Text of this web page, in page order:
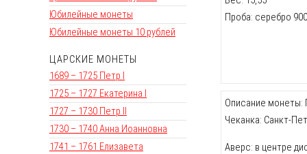
Юбилейные монеты
Юбилейные монеты 10 рублей
ЦАРСКИЕ МОНЕТЫ
1689 – 1725 Петр I
1725 – 1727 Екатерина I
1727 – 1730 Петр II
1730 – 1740 Анна Иоанновна
1741 – 1761 Елизавета
Проба: серебро
Описание монеты:
Чеканка: Санкт-
Аверс: в центре